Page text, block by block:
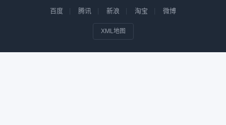
百度 腾讯 新浪 淘宝 微博
XML地图